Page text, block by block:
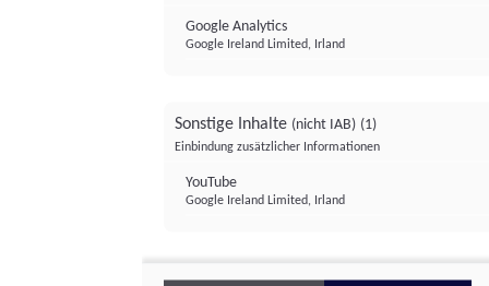
Google Analytics
Google Ireland Limited, Irland
Sonstige Inhalte (nicht IAB) (1)
Einbindung zusätzlicher Informationen
YouTube
Google Ireland Limited, Irland